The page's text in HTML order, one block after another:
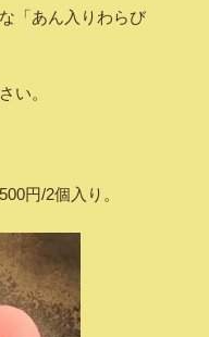
「あん入りわらび
い。
円/2個入り。